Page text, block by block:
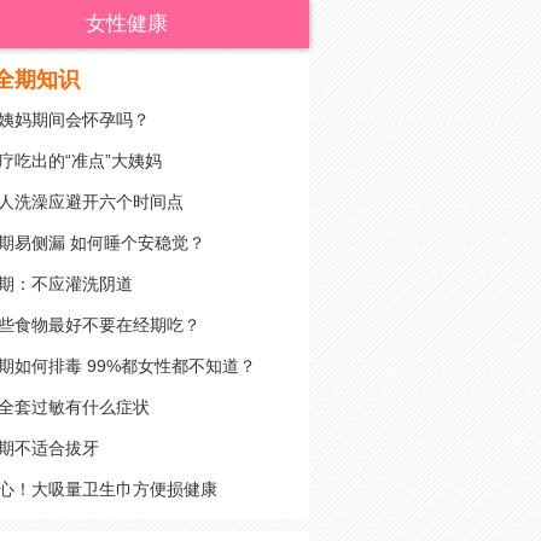
女性健康
期知识
妈期间会怀孕吗？
吃出的“准点”大姨妈
洗澡应避开六个时间点
易侧漏 如何睡个安稳觉？
：不应灌洗阴道
食物最好不要在经期吃？
如何排毒 99%都女性都不知道？
套过敏有什么症状
不适合拔牙
！大吸量卫生巾方便损健康